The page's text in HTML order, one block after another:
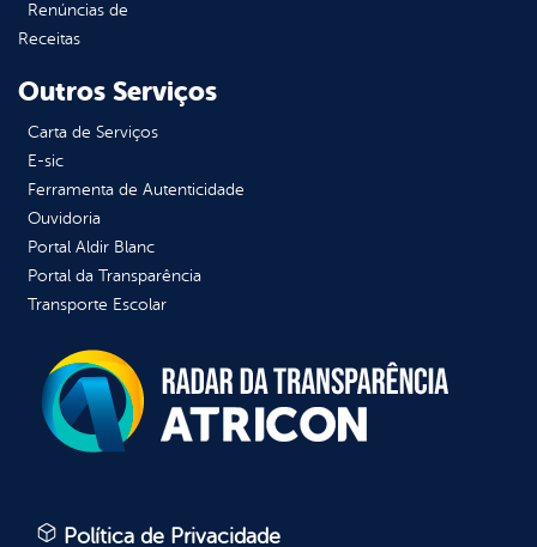
Renúncias de
Receitas
Outros Serviços
Carta de Serviços
E-sic
Ferramenta de Autenticidade
Ouvidoria
Portal Aldir Blanc
Portal da Transparência
Transporte Escolar
Política de Privacidade